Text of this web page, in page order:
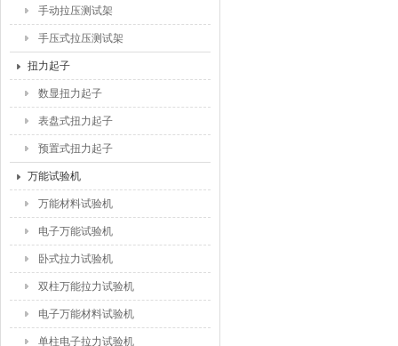
手动拉压测试架
手压式拉压测试架
扭力起子
数显扭力起子
表盘式扭力起子
预置式扭力起子
万能试验机
万能材料试验机
电子万能试验机
卧式拉力试验机
双柱万能拉力试验机
电子万能材料试验机
单柱电子拉力试验机